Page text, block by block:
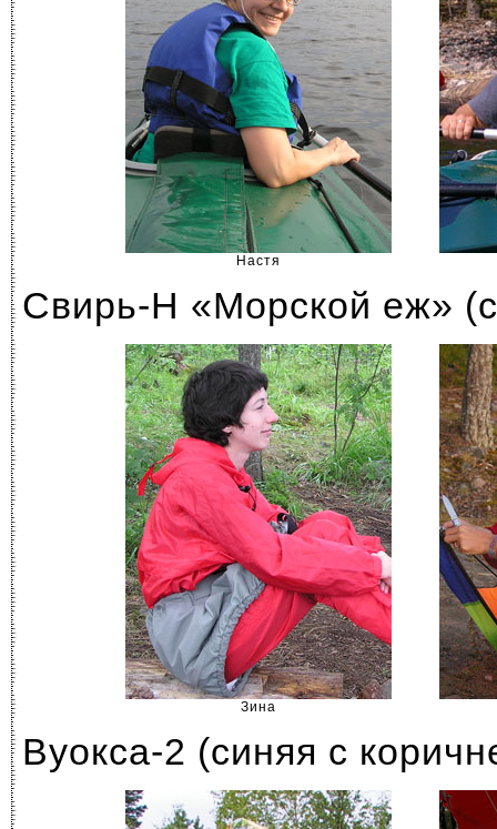
Настя
Свирь-H «Морской еж»
Зина
Вуокса-2 (синяя с